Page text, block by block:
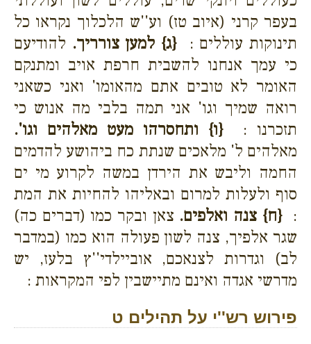
בעפר קרני (איוב טז) וע''ש הלכלוך נקראו כל
תינוקות עוללים : {ג} למען צורריך. להודיעם
כי עמך אנחנו להשבית חרפת אויב ומתנקם
האומר לא טובים אתם מהאומו' ואני כשאני
רואה שמיך וגו' אני תמה בלבי מה אנוש כי
תזכרנו : {ו} ותחסרהו מעט מאלהים וגו'.
מאלהים ל' מלאכים שנתת כח ביהושע להדמים
החמה וליבש את הירדן במשה לקרוע מי ים
סוף ולעלות למרום ובאליהו להחיות את המת
:{ח} צנה ואלפים. צאן ובקר כמו (דברים כה)
שגר אלפיך, צנה לשון פעולה הוא כמו (במדבר
לב) וגדרות לצנאכם, אוביילדי''ץ בלעז, יש
מדרשי אגדה ואינם מתיישבין לפי המקראות :
פירוש רש''י על תהילים ט